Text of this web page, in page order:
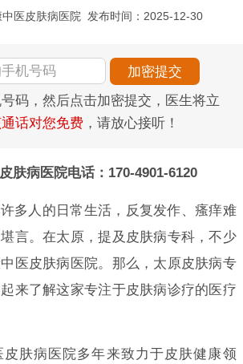
医皮肤病医院 发布时间：2025-12-30
码，然后点击加密提交，医生将立
话对您免费 ，请放心接听！
肤病医院电话：170-4901-6120
多人的日常生活，反复发作、瘙痒难
言。在太原，提及皮肤病专科，不少
医皮肤病医院。那么，太原皮肤病专
来了解这家专注于皮肤病诊疗的医疗
皮肤病医院多年来致力于皮肤健康领